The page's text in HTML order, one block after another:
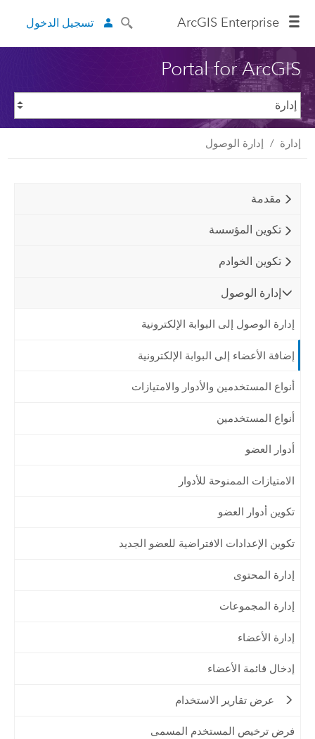
ArcGIS Enterprise تسجيل الدخول
Portal for ArcGIS
إدارة إدارة الوصول
مقدمة
تكوين المؤسسة
تكوين الخوادم
إدارة الوصول
إدارة الوصول إلى البوابة الإلكترونية
إضافة الأعضاء إلى البوابة الإلكترونية
أنواع المستخدمين والأدوار والامتيازات
أنواع المستخدمين
أدوار العضو
الامتيازات الممنوحة للأدوار
تكوين أدوار العضو
تكوين الإعدادات الافتراضية للعضو الجديد
إدارة المحتوى
إدارة المجموعات
إدارة الأعضاء
إدخال قائمة الأعضاء
عرض تقارير الاستخدام
فرض ترخيص المستخدم المسمى